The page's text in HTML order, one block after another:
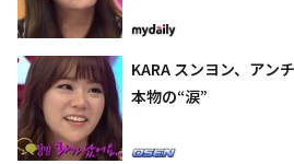
KARA スンヨン、アン
本物の“涙”